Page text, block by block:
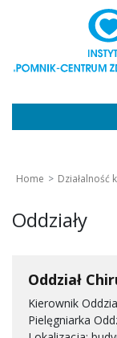
Home Działalność
Oddziały
Oddział
Kierownik
Pielęgniarka